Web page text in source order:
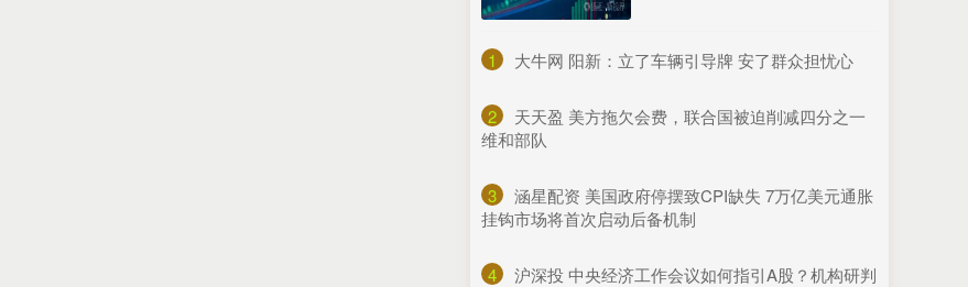
1 ​大牛网 阳新：立了车辆引导牌 安了群众担忧心
2
​天天盈 美方拖欠会费，联合国被迫削减四分之一
维和部队
3
​涵星配资 美国政府停摆致CPI缺失 7万亿美元通胀
挂钩市场将首次启动后备机制
4
​沪深投 中央经济工作会议如何指引A股？机构研判